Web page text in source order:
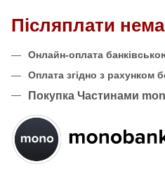
Післяплати
Онлайн-оплата
Оплата згідно з рахунком
Покупка Частинами